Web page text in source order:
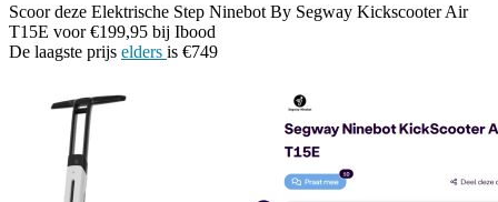
Scoor deze Elektrische Step Ninebot By Segway Kickscooter Air
T15E voor €199,95 bij Ibood
De laagste prijs elders is €749